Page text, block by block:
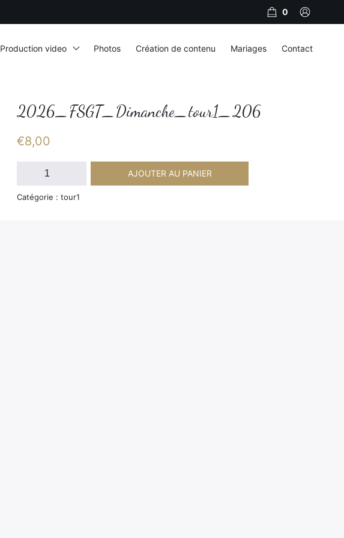
2026_FSGT_Dimanche_tour1_206
€8,00
quantité
2026_FSGT_Dimanche_tour1_206
AJOUTER AU PANIER
Catégorie : tour1
0
Production video Photos Création de contenu Mariages Contact